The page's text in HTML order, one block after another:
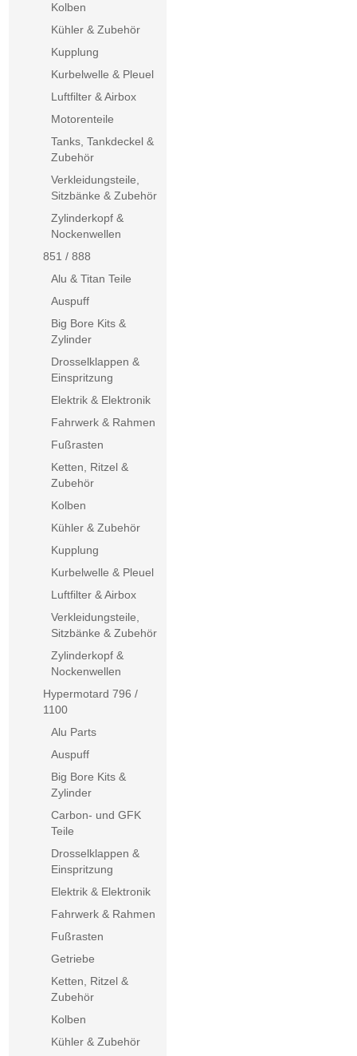
Kolben
Kühler & Zubehör
Kupplung
Kurbelwelle & Pleuel
Luftfilter & Airbox
Motorenteile
Tanks, Tankdeckel &
Zubehör
Verkleidungsteile,
Sitzbänke & Zubehör
Zylinderkopf &
Nockenwellen
851 / 888
Alu & Titan Teile
Auspuff
Big Bore Kits &
Zylinder
Drosselklappen &
Einspritzung
Elektrik & Elektronik
Fahrwerk & Rahmen
Fußrasten
Ketten, Ritzel &
Zubehör
Kolben
Kühler & Zubehör
Kupplung
Kurbelwelle & Pleuel
Luftfilter & Airbox
Verkleidungsteile,
Sitzbänke & Zubehör
Zylinderkopf &
Nockenwellen
Hypermotard 796 /
1100
Alu Parts
Auspuff
Big Bore Kits &
Zylinder
Carbon- und GFK
Teile
Drosselklappen &
Einspritzung
Elektrik & Elektronik
Fahrwerk & Rahmen
Fußrasten
Getriebe
Ketten, Ritzel &
Zubehör
Kolben
Kühler & Zubehör